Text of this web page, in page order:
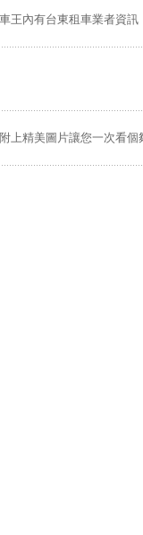
王內有台東租車業者資
上精美圖片讓您一次看